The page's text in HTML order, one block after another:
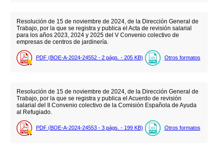
Resolución de 15 de noviembre de 2024, de la Dirección General de
Trabajo, por la que se registra y publica el Acta de revisión salarial
para los años 2023, 2024 y 2025 del V Convenio colectivo de
empresas de centros de jardinería.
PDF (BOE-A-2024-24552 - 2 págs. - 205 KB) Otros formatos
Resolución de 15 de noviembre de 2024, de la Dirección General de
Trabajo, por la que se registra y publica el Acuerdo de revisión
salarial del II Convenio colectivo de la Comisión Española de Ayuda
al Refugiado.
PDF (BOE-A-2024-24553 - 3 págs. - 199 KB) Otros formatos